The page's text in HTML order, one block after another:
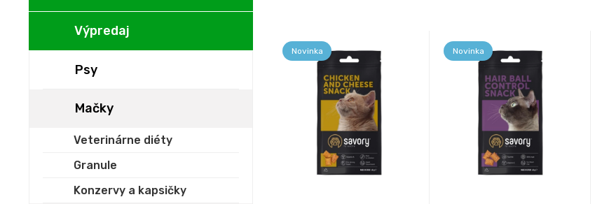
Novinka Novinka
Výpredaj
Psy
Mačky
Veterinárne diéty
Granule
Konzervy a kapsičky